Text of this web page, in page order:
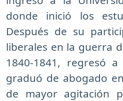
donde inició los
Después de su
liberales en la guerra
1840-1841, regresó
graduó de abogado
de mayor agitación